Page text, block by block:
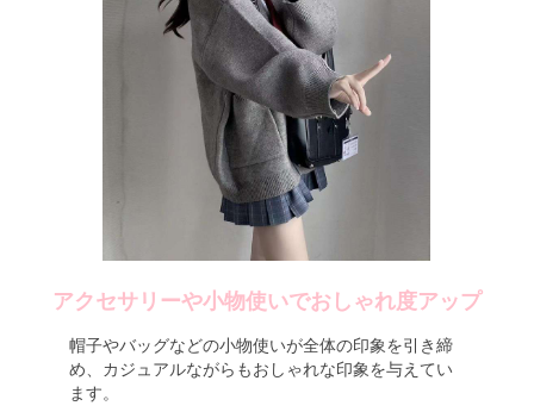
アクセサリーや小物使いでおしゃれ度アップ
帽子やバッグなどの小物使いが全体の印象を引き締
め、カジュアルながらもおしゃれな印象を与えてい
ます。